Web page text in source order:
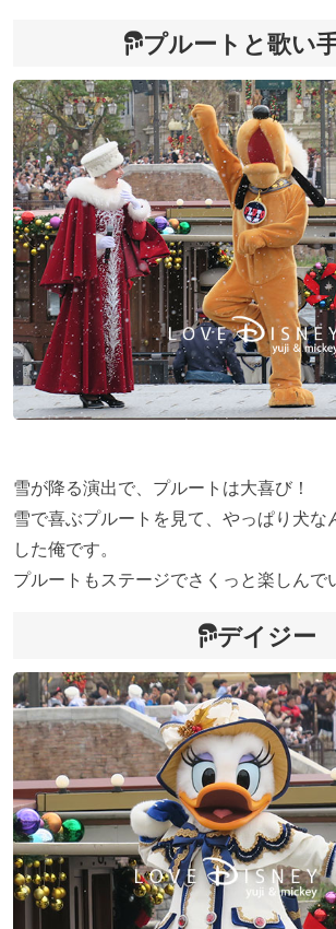
プルートと歌い
雪が降る演出で、プルートは大喜び！
雪で喜ぶプルートを見て、やっぱり犬な
した俺です。
プルートもステージでさくっと楽しんで
デイジー